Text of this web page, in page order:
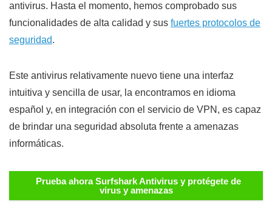
antivirus. Hasta el momento, hemos comprobado sus
funcionalidades de alta calidad y sus fuertes protocolos de
seguridad.
Este antivirus relativamente nuevo tiene una interfaz
intuitiva y sencilla de usar, la encontramos en idioma
español y, en integración con el servicio de VPN, es capaz
de brindar una seguridad absoluta frente a amenazas
informáticas.
Prueba ahora Surfshark Antivirus y protégete de
virus y amenazas